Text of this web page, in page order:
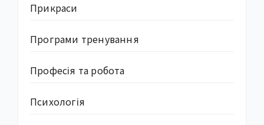
Прикраси
Програми тренування
Професія та робота
Психологія